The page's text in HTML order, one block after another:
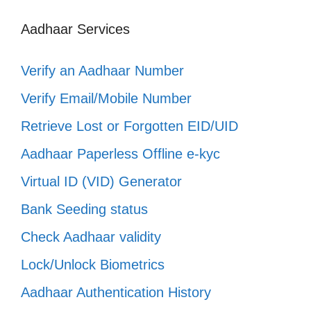
Aadhaar Services
Verify an Aadhaar Number
Verify Email/Mobile Number
Retrieve Lost or Forgotten EID/UID
Aadhaar Paperless Offline e-kyc
Virtual ID (VID) Generator
Bank Seeding status
Check Aadhaar validity
Lock/Unlock Biometrics
Aadhaar Authentication History